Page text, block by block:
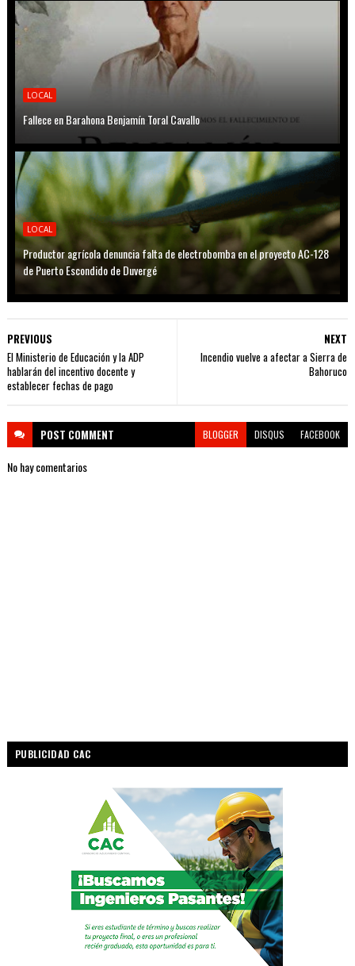
LOCAL
Fallece en Barahona Benjamín Toral Cavallo
LOCAL
Productor agrícola denuncia falta de electrobomba en el proyecto AC-128
de Puerto Escondido de Duvergé
NEXT
Incendio vuelve a afectar a Sierra de
Bahoruco
PREVIOUS
El Ministerio de Educación y la ADP
hablarán del incentivo docente y
establecer fechas de pago
POST COMMENT BLOGGER DISQUS FACEBOOK
No hay comentarios
PUBLICIDAD CAC